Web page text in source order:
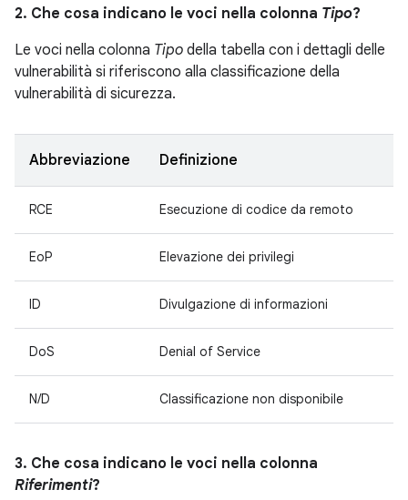
2. Che cosa indicano le voci nella colonna Tipo?
Le voci nella colonna Tipo della tabella con i dettagli delle
vulnerabilità si riferiscono alla classificazione della
vulnerabilità di sicurezza.
Abbreviazione Definizione
RCE Esecuzione di codice da remoto
EoP Elevazione dei privilegi
ID Divulgazione di informazioni
DoS Denial of Service
N/D Classificazione non disponibile
3. Che cosa indicano le voci nella colonna
Riferimenti?